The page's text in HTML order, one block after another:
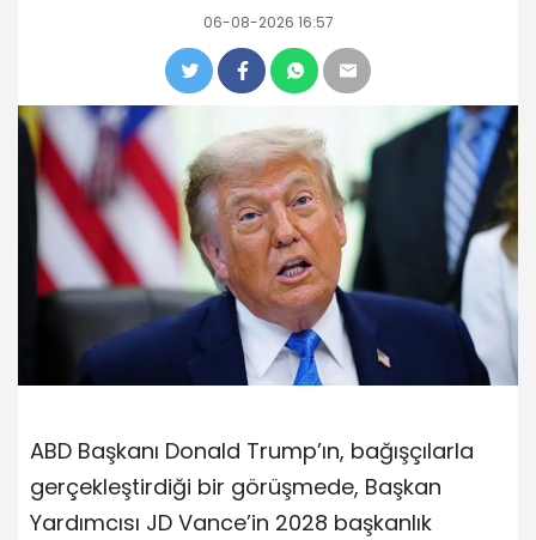
06-08-2026 16:57
ABD Başkanı Donald Trump’ın, bağışçılarla
gerçekleştirdiği bir görüşmede, Başkan
Yardımcısı JD Vance’in 2028 başkanlık